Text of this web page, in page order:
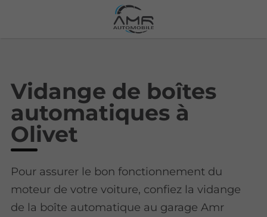
Vidange de boîtes
automatiques à
Olivet
Pour assurer le bon fonctionnement du
moteur de votre voiture, confiez la vidange
de la boîte automatique au garage Amr